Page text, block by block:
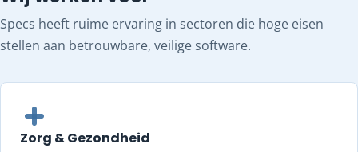
Specs heeft ruime ervaring in sectoren die hoge eisen
stellen aan betrouwbare, veilige software.
Zorg & Gezondheid